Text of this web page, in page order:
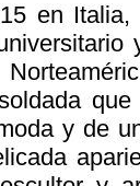
en
y de